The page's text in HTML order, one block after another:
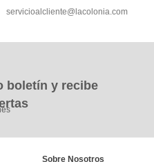
servicioalcliente@lacolonia.com
boletín y recibe
Sobre Nosotros